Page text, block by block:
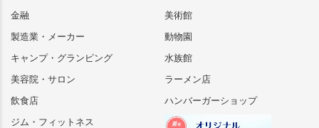
金融
製造業・メーカー
キャンプ・グランピング
美容院・サロン
飲食店
ジム・フィットネス
美術館
動物園
水族館
ラーメン店
ハンバーガーショップ